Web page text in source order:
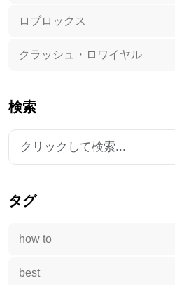
ロブロックス
クラッシュ・ロワイヤル
検索
タグ
how to
best